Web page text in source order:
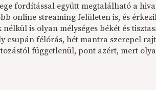
fordítással együtt megtalálható a
online streaming felületen is, és
is olyan mélységes békét és
csupán félórás, hét mantra szerepel
függetlenül, pont azért, mert